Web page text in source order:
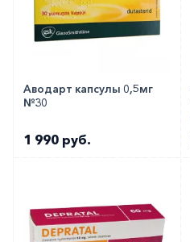
Аводарт капсулы 0,5мг
№30
1 990 руб.